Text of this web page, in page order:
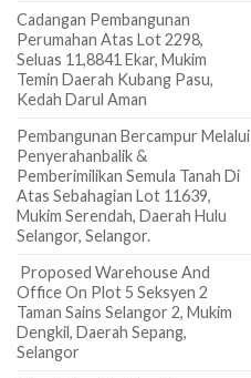
Cadangan Pembangunan
Perumahan Atas Lot 2298,
Seluas 11,8841 Ekar, Mukim
Temin Daerah Kubang Pasu,
Kedah Darul Aman
Pembangunan Bercampur Melalui
Penyerahanbalik &
Pemberimilikan Semula Tanah Di
Atas Sebahagian Lot 11639,
Mukim Serendah, Daerah Hulu
Selangor, Selangor.
Proposed Warehouse And
Office On Plot 5 Seksyen 2
Taman Sains Selangor 2, Mukim
Dengkil, Daerah Sepang,
Selangor